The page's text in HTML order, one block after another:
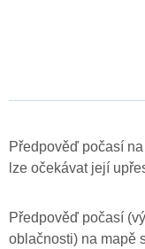
Předpověď počasí
lze očekávat její
Předpověď počasí
oblačnosti) na mapě